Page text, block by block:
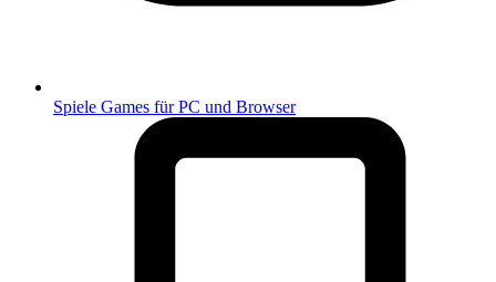
Spiele Games für PC und Browser